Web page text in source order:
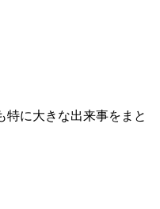
特に大きな出来事をまと